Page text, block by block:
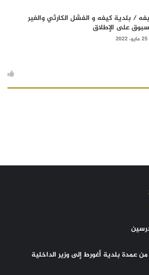
/ بلدية كيفه و الفشل الكارثي والغير
على الإطلاق
25 مايو، 2022
عمدة بلدية أغورط إلى وزير الداخلية